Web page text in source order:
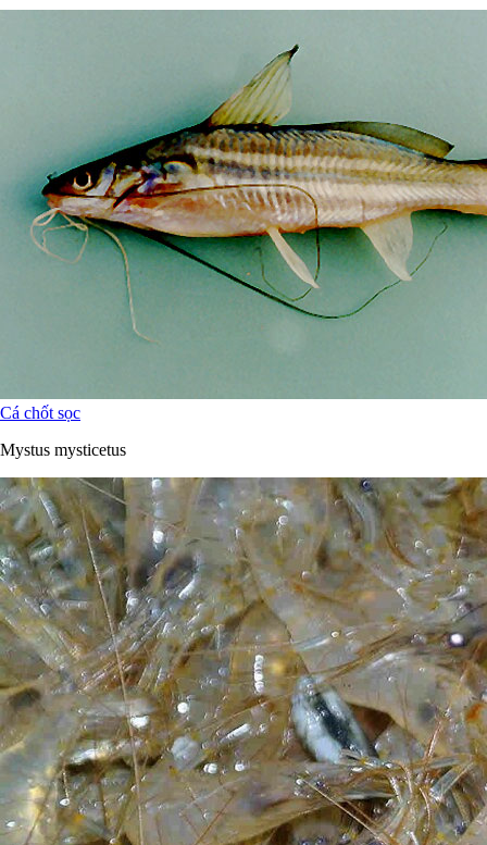
Cá chốt sọc
Mystus mysticetus